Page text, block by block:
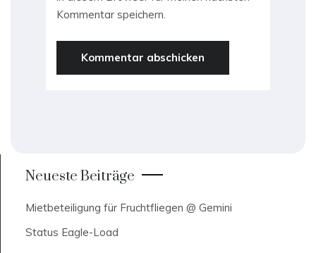
Kommentar speichern.
Neueste Beiträge
Mietbeteiligung für Fruchtfliegen @ Gemini
Status Eagle-Load